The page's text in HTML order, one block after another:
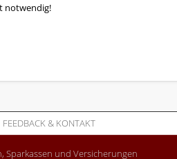
notwendig!
FEEDBACK & KONTAKT
Sparkassen und Versicherungen